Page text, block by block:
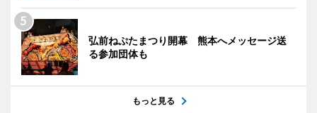
弘前ねぷたまつり開幕 熊本へメッセージ送
る参加団体も
もっと見る